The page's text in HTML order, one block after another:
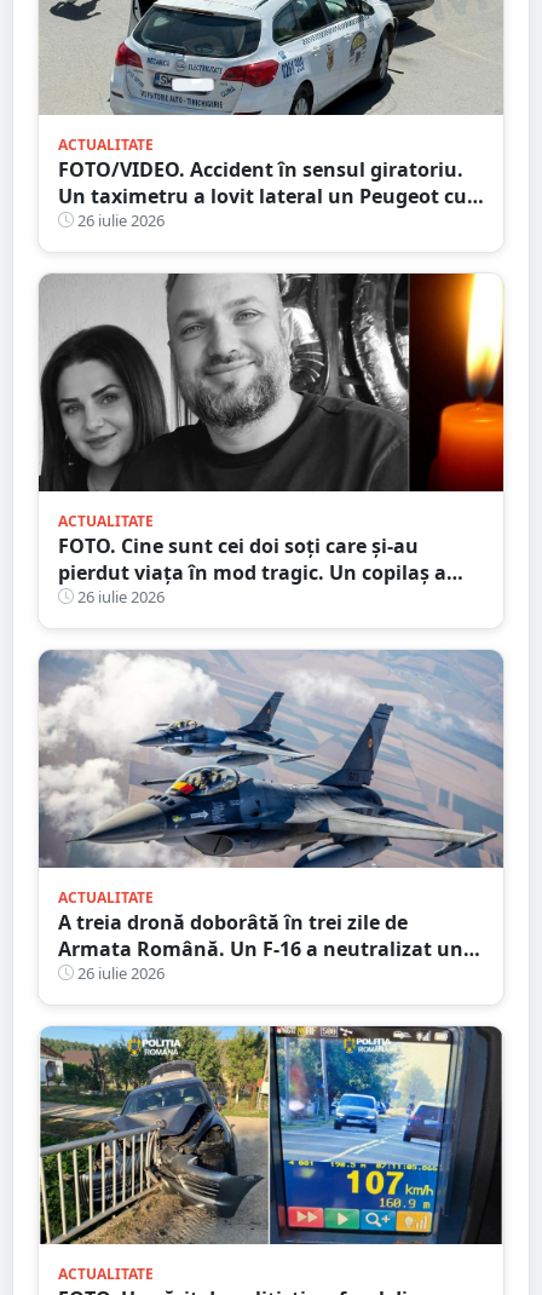
ACTUALITATE
FOTO/VIDEO. Accident în sensul giratoriu.
Un taximetru a lovit lateral un Peugeot cu
numere străine. Eternele parlamentări în
mijlocul intersecției
26 iulie 2026
ACTUALITATE
FOTO. Cine sunt cei doi soți care și-au
pierdut viața în mod tragic. Un copilaș a
rămas orfan. Au căzut de pe motocicletă, în
județul vecin
26 iulie 2026
ACTUALITATE
A treia dronă doborâtă în trei zile de
Armata Română. Un F-16 a neutralizat un
aparat fără pilot deasupra Mării Negre
26 iulie 2026
ACTUALITATE